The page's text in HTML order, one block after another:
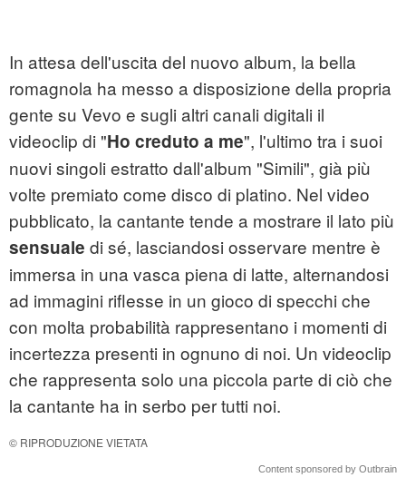
In attesa dell'uscita del nuovo album, la bella
romagnola ha messo a disposizione della propria
gente su Vevo e sugli altri canali digitali il
videoclip di "Ho creduto a me", l'ultimo tra i suoi
nuovi singoli estratto dall'album "Simili", già più
volte premiato come disco di platino. Nel video
pubblicato, la cantante tende a mostrare il lato più
sensuale di sé, lasciandosi osservare mentre è
immersa in una vasca piena di latte, alternandosi
ad immagini riflesse in un gioco di specchi che
con molta probabilità rappresentano i momenti di
incertezza presenti in ognuno di noi. Un videoclip
che rappresenta solo una piccola parte di ciò che
la cantante ha in serbo per tutti noi.
© RIPRODUZIONE VIETATA
Content sponsored by Outbrain